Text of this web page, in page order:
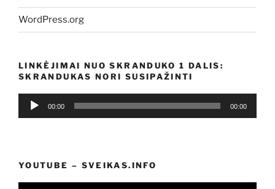
WordPress.org
LINKĖJIMAI NUO SKRANDUKO 1 DALIS:
SKRANDUKAS NORI SUSIPAŽINTI
Audio
00:00 00:00
YOUTUBE – SVEIKAS.INFO